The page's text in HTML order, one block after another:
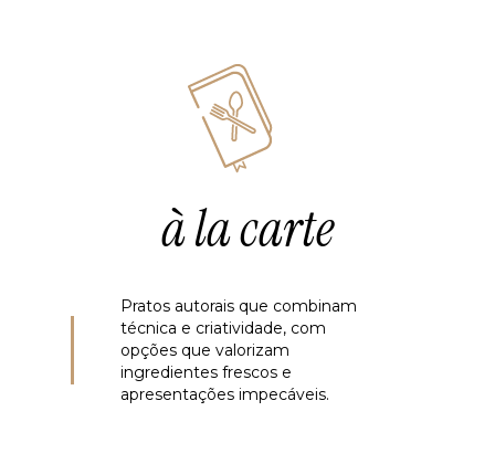
à la carte
Pratos autorais que combinam
técnica e criatividade, com
opções que valorizam
ingredientes frescos e
apresentações impecáveis.